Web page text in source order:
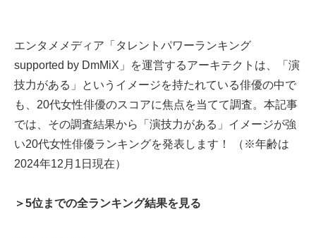
エンタメメディア「タレントパワーランキング
supported by DmMiX」を運営するアーキテクトは、「演
技力がある」というイメージを持たれている俳優の中で
も、20代女性俳優のスコアに焦点を当てて調査。本記事
では、その調査結果から「演技力がある」イメージが強
い20代女性俳優ランキングを発表します！ （※年齢は
2024年12月1日現在）
＞5位までの全ランキング結果を見る